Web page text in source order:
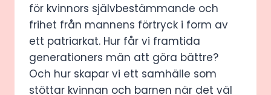
för kvinnors självbestämmande och
frihet från mannens förtryck i form av
ett patriarkat. Hur får vi framtida
generationers män att göra bättre?
Och hur skapar vi ett samhälle som
stöttar kvinnan och barnen när det väl